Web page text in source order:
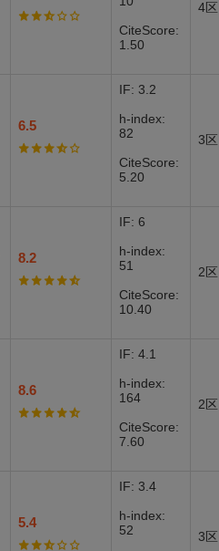
CiteScore:
1.50
4区
6.5
IF: 3.2
h-index:
82
CiteScore:
5.20
3区
8.2
IF: 6
h-index:
51
CiteScore:
10.40
2区
8.6
IF: 4.1
h-index:
164
CiteScore:
7.60
2区
5.4
IF: 3.4
h-index:
52
3区